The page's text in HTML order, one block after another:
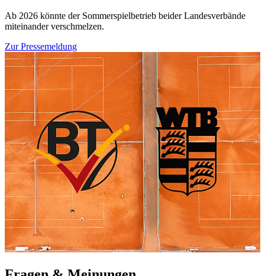
Ab 2026 könnte der Sommerspielbetrieb beider Landesverbände
miteinander verschmelzen.
Zur Pressemeldung